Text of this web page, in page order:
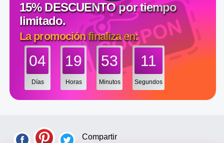
15% DESCUENTO por tiempo
limitado.
La promoción finaliza en:
04
Días
19
Horas
53
Minutos
10
Segundos
Compartir